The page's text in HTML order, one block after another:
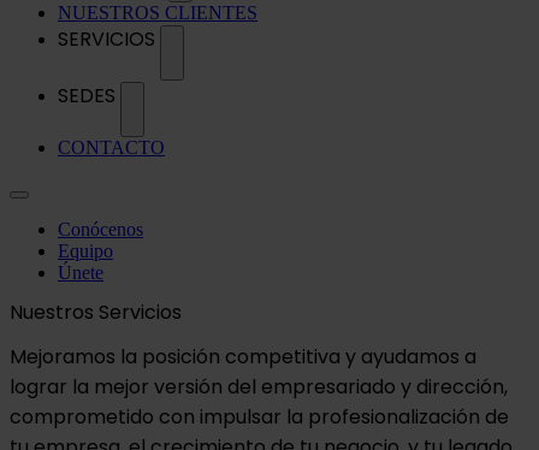
NUESTROS CLIENTES
SERVICIOS
SEDES
CONTACTO
Conócenos
Equipo
Únete
Nuestros Servicios
Mejoramos la posición competitiva y ayudamos a
lograr la mejor versión del empresariado y dirección,
comprometido con impulsar la profesionalización de